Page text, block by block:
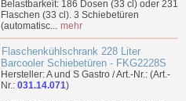
Belastbarkeit: 186 Dosen (33 cl) oder 231
Flaschen (33 cl). 3 Schiebetüren
(automatisc... mehr
Flaschenkühlschrank 228 Liter
Barcooler Schiebetüren - FKG2228S
Hersteller: A und S Gastro / Art.-Nr.: (Art.-
Nr.: 031.14.071)